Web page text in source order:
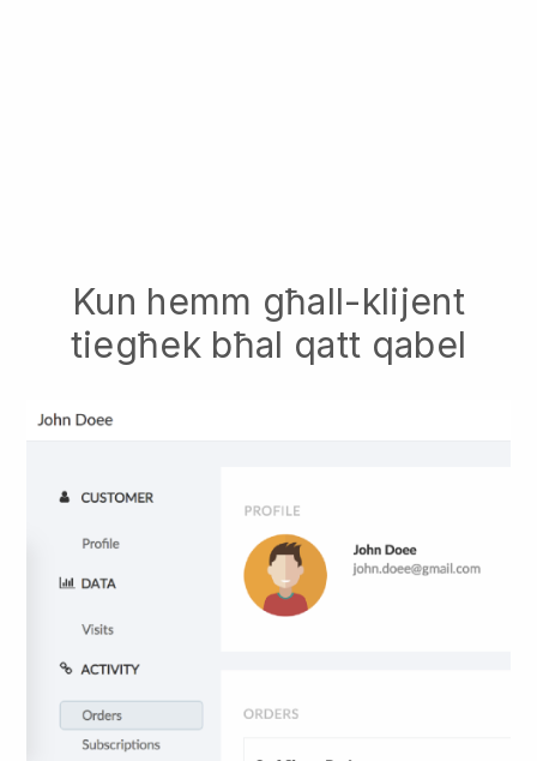
Kun hemm għall-klijent
tiegħek bħal qatt qabel